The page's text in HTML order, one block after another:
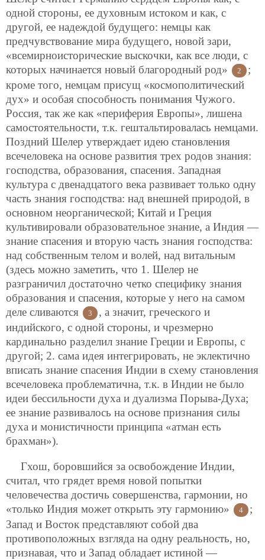
одной стороны, ее духовным истоком и как, с
другой, ее надеждой будущего: немцы как
предчувствование мира будущего, новой зари,
«всемирноисторические выскочки, как все люди, с
которых начинается новый благородный род»
2
;
кроме того, немцам присущ «космополитический
дух» и особая способность понимания Чужого.
Россия, так же как «периферия Европы», лишена
самостоятельности, т.к. гештальтировалась немцами.
Поздний Шелер утверждает идею становления
всечеловека на основе развития трех родов знания:
господства, образования, спасения. Западная
культура с двенадцатого века развивает только одну
часть знания господства: над внешней природой, в
основном неорганической; Китай и Греция
культивировали образовательное знание, а Индия —
знание спасения и вторую часть знания господства:
над собственным телом и волей, над витальным
(здесь можно заметить, что 1. Шелер не
разграничил достаточно четко специфику знания
образования и спасения, которые у него на самом
деле сливаются
3
, а значит, греческого и
индийского, с одной стороны, и чрезмерно
кардинально разделил знание Греции и Европы, с
другой; 2. сама идея интегрировать, не эклектично
вписать знание спасения Индии в схему становления
всечеловека проблематична, т.к. в Индии не было
идеи бессильности духа и дуализма Порыва-Духа;
ее знание развивалось на основе признания силы
духа и монистичности принципа «атман есть
брахман»).
Гхош, боровшийся за освобождение Индии,
считал, что грядет время новой попытки
человечества достичь совершенства, гармонии, но
«только Индия может открыть эту гармонию»
4
;
Запад и Восток представляют собой два
противоположных взгляда на одну реальность, но,
признавая, что и Запад обладает истиной —